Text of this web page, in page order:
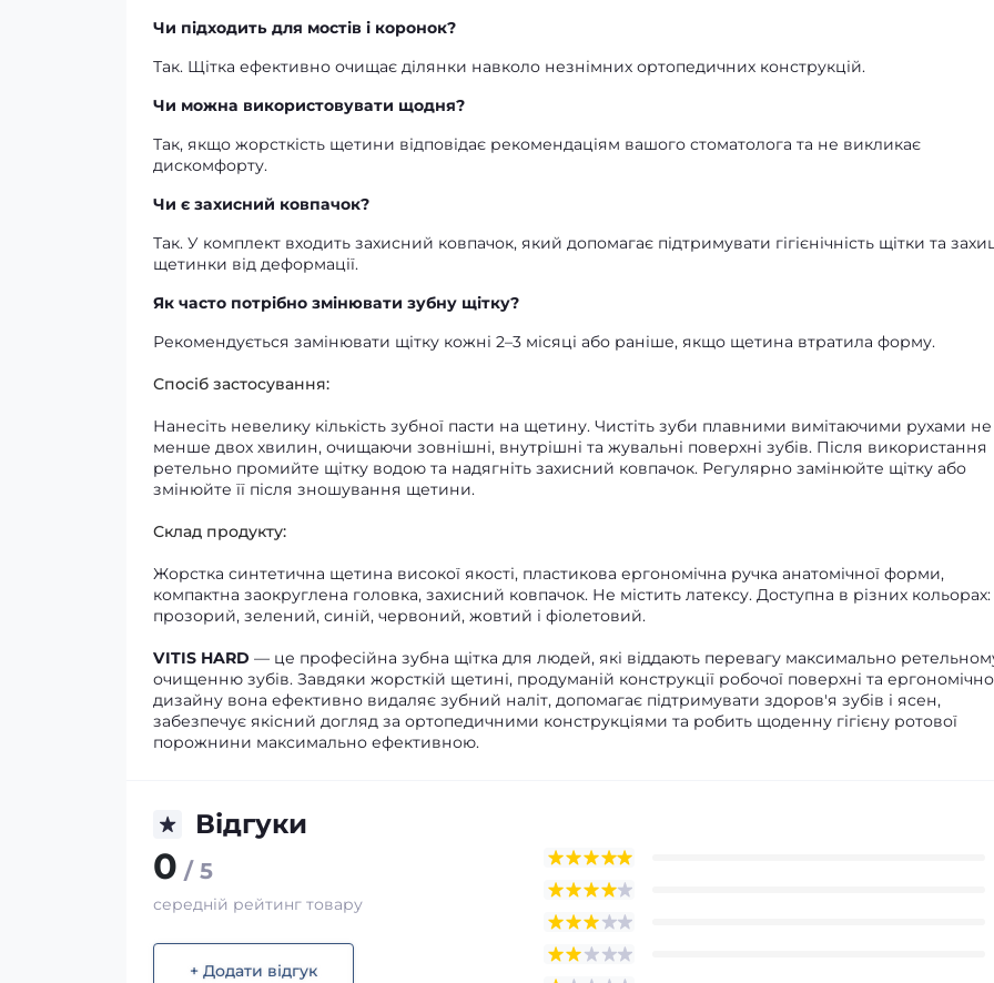
Чи підходить для мостів і коронок?
Так. Щітка ефективно очищає ділянки навколо незнімних ортопедичних конструкцій.
Чи можна використовувати щодня?
Так, якщо жорсткість щетини відповідає рекомендаціям вашого стоматолога та не викликає
дискомфорту.
Чи є захисний ковпачок?
Так. У комплект входить захисний ковпачок, який допомагає підтримувати гігієнічність щітки та
щетинки від деформації.
Як часто потрібно змінювати зубну щітку?
Рекомендується замінювати щітку кожні 2–3 місяці або раніше, якщо щетина втратила форму.
Спосіб застосування:
Нанесіть невелику кількість зубної пасти на щетину. Чистіть зуби плавними вимітаючими рухами не
менше двох хвилин, очищаючи зовнішні, внутрішні та жувальні поверхні зубів. Після використання
ретельно промийте щітку водою та надягніть захисний ковпачок. Регулярно замінюйте щітку або
змінюйте її після зношування щетини.
Склад продукту:
Жорстка синтетична щетина високої якості, пластикова ергономічна ручка анатомічної форми,
компактна заокруглена головка, захисний ковпачок. Не містить латексу. Доступна в різних кольорах:
прозорий, зелений, синій, червоний, жовтий і фіолетовий.
VITIS HARD — це професійна зубна щітка для людей, які віддають перевагу максимально
очищенню зубів. Завдяки жорсткій щетині, продуманій конструкції робочої поверхні та
дизайну вона ефективно видаляє зубний наліт, допомагає підтримувати здоров'я зубів і ясен,
забезпечує якісний догляд за ортопедичними конструкціями та робить щоденну гігієну ротової
порожнини максимально ефективною.
Відгуки
0 / 5
середній рейтинг товару
+ Додати відгук